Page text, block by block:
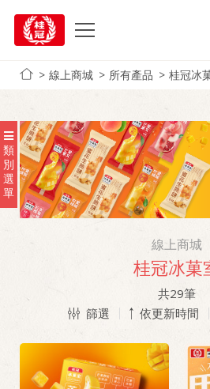
線上商城 所有產品 桂冠冰
類
別
選
單
線上商城
桂冠冰菓
共29筆
篩選
依更新時間